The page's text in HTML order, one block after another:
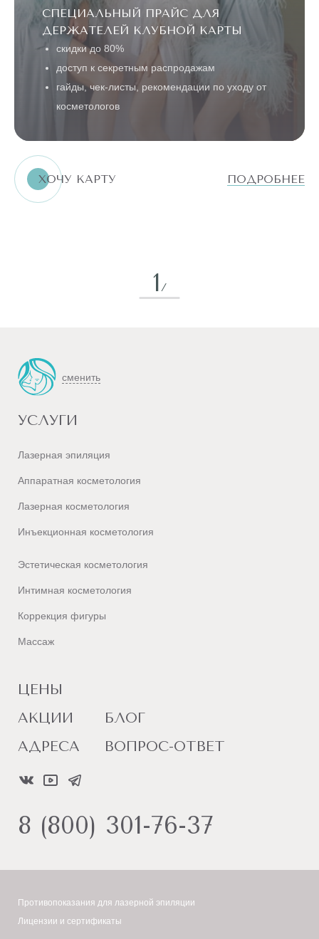
СПЕЦИАЛЬНЫЙ ПРАЙС ДЛЯ
ДЕРЖАТЕЛЕЙ КЛУБНОЙ КАРТЫ
скидки до 80%
доступ к секретным распродажам
гайды, чек-листы, рекомендации по уходу от
косметологов
ХОЧУ КАРТУ ПОДРОБНЕЕ
1 /
сменить
УСЛУГИ
Лазерная эпиляция
Аппаратная косметология
Лазерная косметология
Инъекционная косметология
Эстетическая косметология
Интимная косметология
Коррекция фигуры
Массаж
ЦЕНЫ
АКЦИИ
АДРЕСА
БЛОГ
ВОПРОС-ОТВЕТ
8 (800) 301-76-37
Противопоказания для лазерной эпиляции
Лицензии и сертификаты